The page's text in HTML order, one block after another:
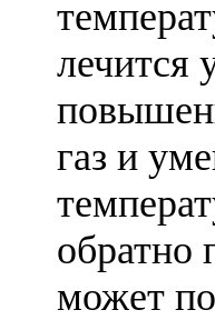
лечится
газ и
обратно
может